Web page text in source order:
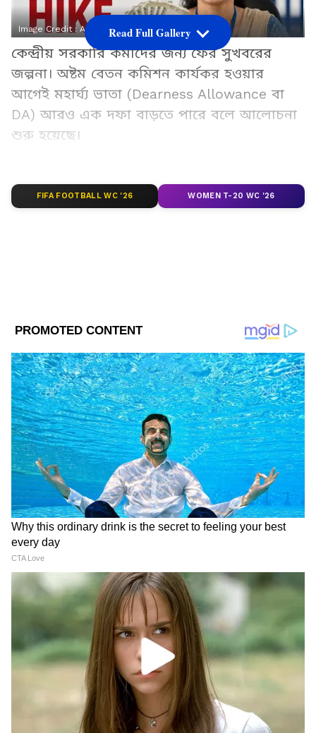
Image Credit :Asianet News
কেন্দ্রীয় সরকারি কর্মীদের জন্য ফের সুখবরের
জল্পনা। অষ্টম বেতন কমিশন কার্যকর হওয়ার
আগেই মহার্ঘ্য ভাতা (Dearness Allowance বা
DA) আরও এক দফা বাড়তে পারে বলে আলোচনা
শুরু হয়েছে।
Source
Image Credit :Chat Gpt
মূল্যবৃদ্ধির প্রভাব থেকে কর্মীদের সুরক্ষা দিতে বছরে
দু'বার DA সংশোধন করে কেন্দ্র সরকার। সেই নিয়ম
মেনেই আগামী কয়েক মাসের মধ্যেই নতুন DA
বৃদ্ধির ঘোষণা আসতে পারে বলে মনে করছেন
বিশেষজ্ঞরা।
Read Full Gallery
FIFA FOOTBALL WC '26 WOMEN T-20 WC '26